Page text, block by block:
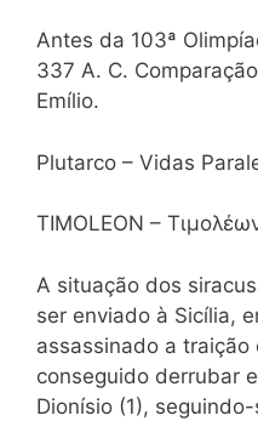
Antes da 103ª
337 A. C.
Emílio.
Plutarco – Vidas
TIMOLEON –
A situação dos
ser enviado à Sicília,
assassinado a traição
conseguido derrubar
Dionísio (1),